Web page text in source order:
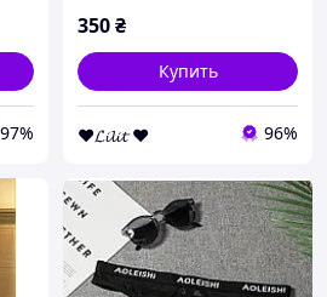
97%
350₴
Купить
❤𝓛𝓲𝓵𝓲𝓽 ❤ 96%